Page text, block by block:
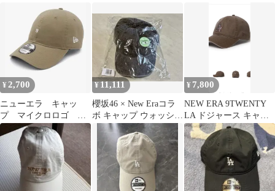
¥ 2,700
ニューエラ キャッ
プ マイクロロゴ
twenty カーキ
¥11,111
櫻坂46 × New Eraコラ
ボ キャップ ウォッシュ
ブラック L～XL
¥ 7,800
NEW ERA 9TWENTY
LA ドジャース キャッ
プ ブラウン